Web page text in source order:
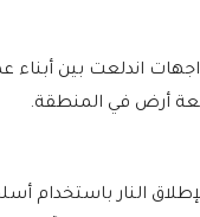
اندلعت بين
أرض في المنطقة.
لإطلاق النار